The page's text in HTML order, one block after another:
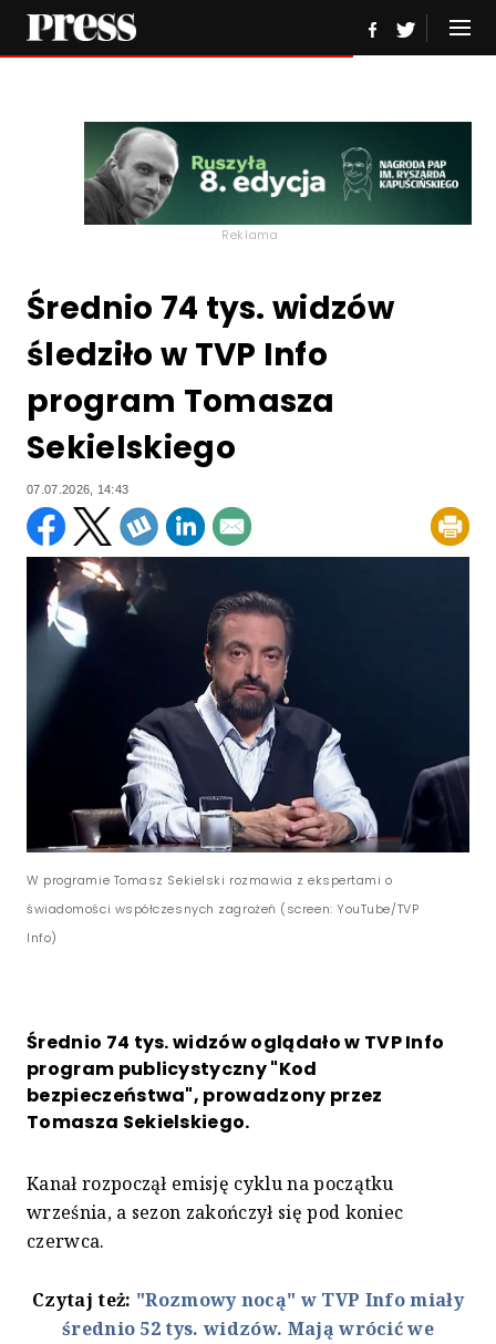
Reklama
Średnio 74 tys. widzów
śledziło w TVP Info
program Tomasza
Sekielskiego
07.07.2026, 14:43
W programie Tomasz Sekielski rozmawia z ekspertami o
świadomości współczesnych zagrożeń (screen: YouTube/TVP
Info)
Średnio 74 tys. widzów oglądało w TVP Info
program publicystyczny "Kod
bezpieczeństwa", prowadzony przez
Tomasza Sekielskiego.
Kanał rozpoczął emisję cyklu na początku
września, a sezon zakończył się pod koniec
czerwca.
Czytaj też: "Rozmowy nocą" w TVP Info miały
średnio 52 tys. widzów. Mają wrócić we